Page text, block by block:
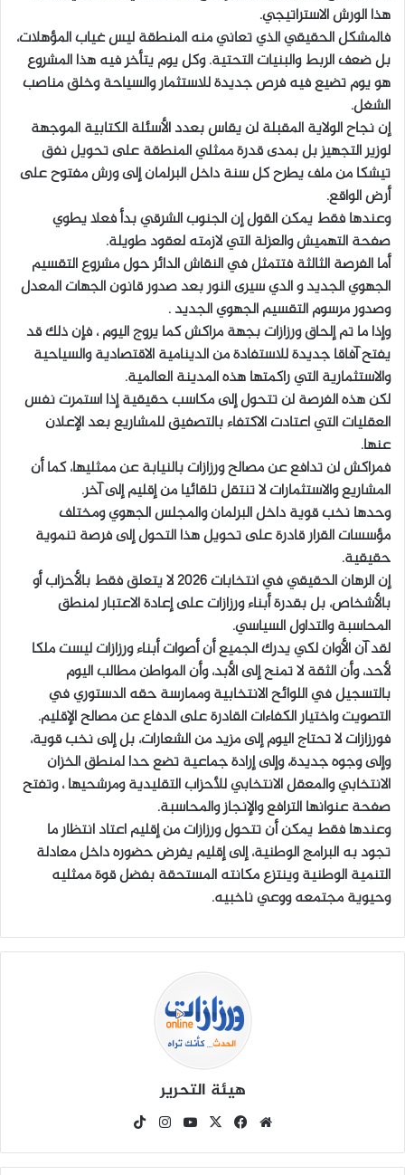
هذا الورش الاستراتيجي.
فالمشكل الحقيقي الذي تعاني منه المنطقة ليس غياب المؤهلات،
بل ضعف الربط والبنيات التحتية. وكل يوم يتأخر فيه هذا المشروع
هو يوم تضيع فيه فرص جديدة للاستثمار والسياحة وخلق مناصب
الشغل.
إن نجاح الولاية المقبلة لن يقاس بعدد الأسئلة الكتابية الموجهة
لوزير التجهيز بل بمدى قدرة ممثلي المنطقة على تحويل نفق
تيشكا من ملف يطرح كل سنة داخل البرلمان إلى ورش مفتوح على
أرض الواقع.
وعندها فقط يمكن القول إن الجنوب الشرقي بدأ فعلا يطوي
صفحة التهميش والعزلة التي لازمته لعقود طويلة.
أما الفرصة الثالثة فتتمثل في النقاش الدائر حول مشروع التقسيم
الجهوي الجديد و الدي سيرى النور بعد صدور قانون الجهات المعدل
وصدور مرسوم التقسيم الجهوي الجديد .
وإذا ما تم إلحاق ورزازات بجهة مراكش كما يروج اليوم ، فإن ذلك قد
يفتح آفاقا جديدة للاستفادة من الدينامية الاقتصادية والسياحية
والاستثمارية التي راكمتها هذه المدينة العالمية.
لكن هذه الفرصة لن تتحول إلى مكاسب حقيقية إذا استمرت نفس
العقليات التي اعتادت الاكتفاء بالتصفيق للمشاريع بعد الإعلان
عنها.
فمراكش لن تدافع عن مصالح ورزازات بالنيابة عن ممثليها، كما أن
المشاريع والاستثمارات لا تنتقل تلقائيا من إقليم إلى آخر.
وحدها نخب قوية داخل البرلمان والمجلس الجهوي ومختلف
مؤسسات القرار قادرة على تحويل هذا التحول إلى فرصة تنموية
حقيقية.
إن الرهان الحقيقي في انتخابات 2026 لا يتعلق فقط بالأحزاب أو
بالأشخاص، بل بقدرة أبناء ورزازات على إعادة الاعتبار لمنطق
المحاسبة والتداول السياسي.
لقد آن الأوان لكي يدرك الجميع أن أصوات أبناء ورزازات ليست ملكا
لأحد، وأن الثقة لا تمنح إلى الأبد، وأن المواطن مطالب اليوم
بالتسجيل في اللوائح الانتخابية وممارسة حقه الدستوري في
التصويت واختيار الكفاءات القادرة على الدفاع عن مصالح الإقليم.
فورزازات لا تحتاج اليوم إلى مزيد من الشعارات، بل إلى نخب قوية،
وإلى وجوه جديدة، وإلى إرادة جماعية تضع حدا لمنطق الخزان
الانتخابي والمعقل الانتخابي للأحزاب التقليدية ومرشحيها ، وتفتح
صفحة عنوانها الترافع والإنجاز والمحاسبة.
وعندها فقط يمكن أن تتحول ورزازات من إقليم اعتاد انتظار ما
تجود به البرامج الوطنية، إلى إقليم يفرض حضوره داخل معادلة
التنمية الوطنية وينتزع مكانته المستحقة بفضل قوة ممثليه
وحيوية مجتمعه ووعي ناخبيه.
هيئة التحرير
موق
الوي
في
وك
X
يوتي انس
م
k